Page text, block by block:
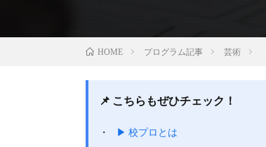
HOME プログラム記事 芸術
📌 こちらもぜひチェック！
▶ 校プロとは